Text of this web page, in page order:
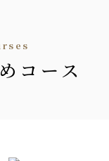
クラフトジン『六』
ク コース